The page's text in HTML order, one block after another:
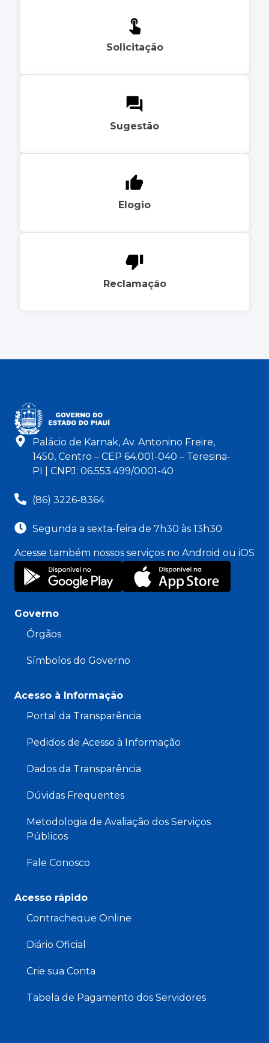
Solicitação
Sugestão
Elogio
Reclamação
Palácio de Karnak, Av. Antonino Freire,
1450, Centro – CEP 64.001-040 – Teresina-
PI | CNPJ: 06.553.499/0001-40
(86) 3226-8364
Segunda a sexta-feira de 7h30 às 13h30
Acesse também nossos serviços no Android ou iOS
Governo
Órgãos
Símbolos do Governo
Acesso à Informação
Portal da Transparência
Pedidos de Acesso à Informação
Dados da Transparência
Dúvidas Frequentes
Metodologia de Avaliação dos Serviços
Públicos
Fale Conosco
Acesso rápido
Contracheque Online
Diário Oficial
Crie sua Conta
Tabela de Pagamento dos Servidores